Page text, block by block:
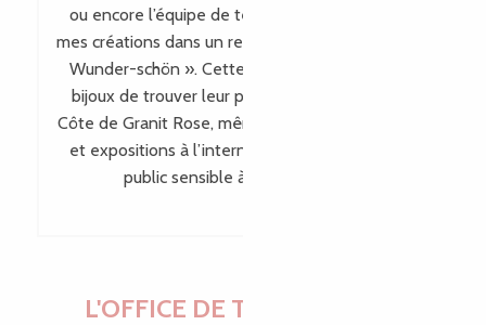
ou encore l’équipe de télévision WDR, incluant
mes créations dans un reportage pour l’émission «
Wunder-schön ». Cette visibilité permet à mes
bijoux de trouver leur place bien au-delà de la
Côte de Granit Rose, même en dehors des salons
et expositions à l’international, en touchant un
public sensible à leur singularité.
L'OFFICE DE TOURISME EN